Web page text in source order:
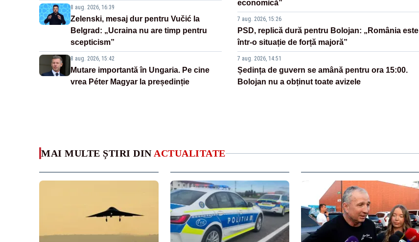
8 aug. 2026, 16:39
Zelenski, mesaj dur pentru Vučić la
Belgrad: „Ucraina nu are timp pentru
scepticism”
8 aug. 2026, 15:42
Mutare importantă în Ungaria. Pe cine
vrea Péter Magyar la președinție
economică”
7 aug. 2026, 15:26
PSD, replică dură pentru Bolojan: „România este
într-o situație de forță majoră”
7 aug. 2026, 14:51
Ședința de guvern se amână pentru ora 15:00.
Bolojan nu a obținut toate avizele
MAI MULTE ȘTIRI DIN ACTUALITATE